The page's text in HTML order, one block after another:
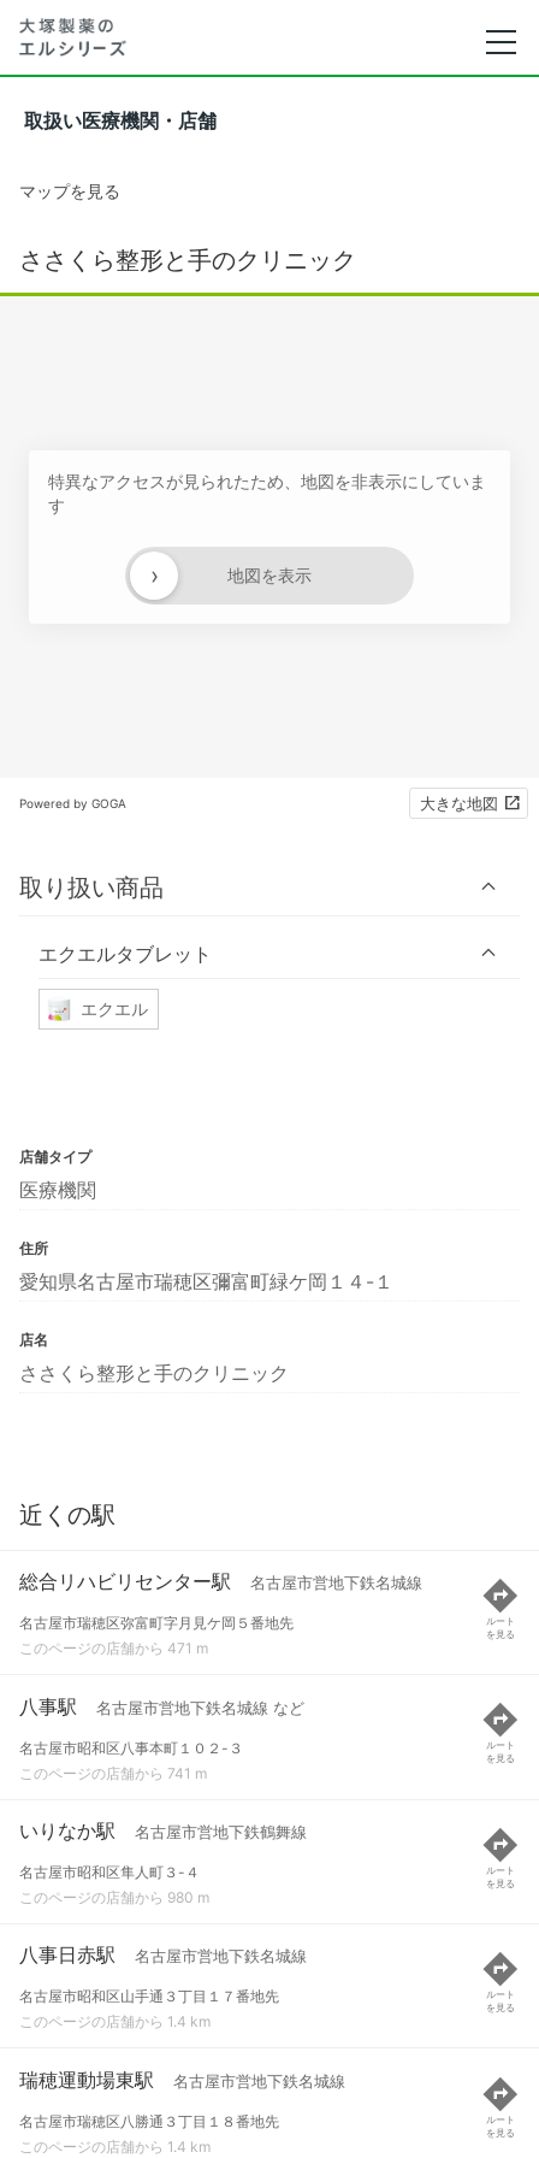
取扱い医療機関・店舗
マップを見る
ささくら整形と手のクリニック
特異なアクセスが見られたため、地図を非表示にしていま
す
地図を表示
›
Powered by GOGA 大きな地図
取り扱い商品
エクエルタブレット
エクエル
店舗タイプ
医療機関
住所
愛知県名古屋市瑞穂区彌富町緑ケ岡１４-１
店名
ささくら整形と手のクリニック
近くの駅
総合リハビリセンター駅 名古屋市営地下鉄名城線
名古屋市瑞穂区弥富町字月見ケ岡５番地先
このページの店舗から 471 m
ルート
を見る
八事駅 名古屋市営地下鉄名城線 など
名古屋市昭和区八事本町１０２-３
このページの店舗から 741 m
ルート
を見る
いりなか駅 名古屋市営地下鉄鶴舞線
名古屋市昭和区隼人町３-４
このページの店舗から 980 m
ルート
を見る
八事日赤駅 名古屋市営地下鉄名城線
名古屋市昭和区山手通３丁目１７番地先
このページの店舗から 1.4 km
ルート
を見る
瑞穂運動場東駅 名古屋市営地下鉄名城線
名古屋市瑞穂区八勝通３丁目１８番地先
このページの店舗から 1.4 km
ルート
を見る